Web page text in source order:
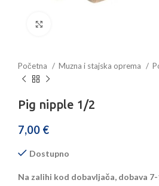
Početna Muzna i stajska oprema
Pig nipple 1/2
7,00 €
Dostupno
Na zalihi kod dobavljača, dobava 7-